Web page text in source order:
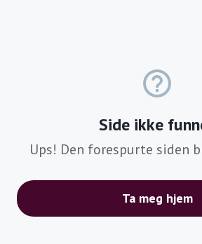
help_outline
Side ikke
Ups! Den forespurte siden
Ta meg hjem